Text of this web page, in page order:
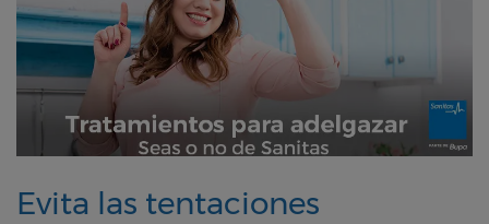
Evita las tentaciones